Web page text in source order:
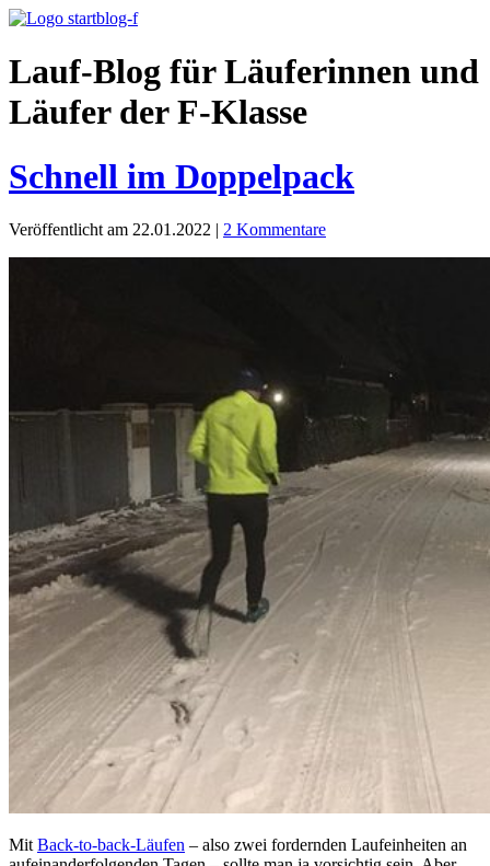
Lauf-Blog für Läuferinnen und
Läufer der F-Klasse
Schnell im Doppelpack
Veröffentlicht am 22.01.2022 | 2 Kommentare
Mit Back-to-back-Läufen – also zwei fordernden Laufeinheiten an